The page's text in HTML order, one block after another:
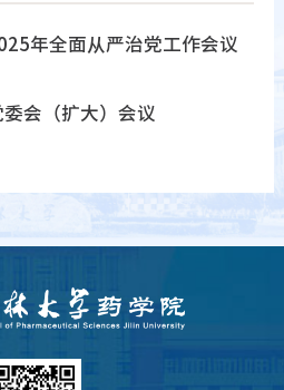
年全面从严治党工作会议
会（扩大）会议